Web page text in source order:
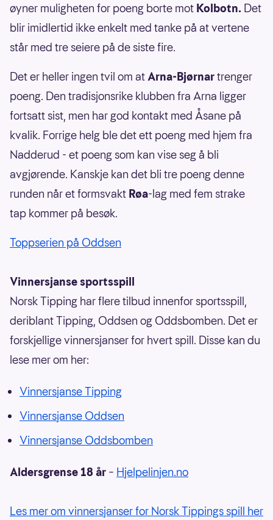
øyner muligheten for poeng borte mot Kolbotn. Det
blir imidlertid ikke enkelt med tanke på at vertene
står med tre seiere på de siste fire.
Det er heller ingen tvil om atArna-Bjørnartrenger
poeng. Den tradisjonsrike klubben fra Arna ligger
fortsatt sist, men har god kontakt med Åsane på
kvalik. Forrige helg ble det ett poeng med hjem fra
Nadderud - et poeng som kan vise seg å bli
avgjørende. Kanskje kan det bli tre poeng denne
runden når et formsvakt Røa-lag med fem strake
tap kommer på besøk.
Toppserien på Oddsen
Vinnersjanse sportsspill
Norsk Tipping har flere tilbud innenfor sportsspill,
deriblant Tipping, Oddsen og Oddsbomben. Det er
forskjellige vinnersjanser for hvert spill. Disse kan du
lese mer om her:
Vinnersjanse Tipping
Vinnersjanse Oddsen
Vinnersjanse Oddsbomben
Aldersgrense 18 år – Hjelpelinjen.no
Les mer om vinnersjanser for Norsk Tippings spill her